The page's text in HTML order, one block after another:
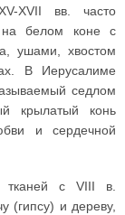
XVII вв. часто
на белом коне с
ушами, хвостом
В Иерусалиме
седлом
крылатый конь
и сердечной
тканей с VIII в.
(гипсу) и дереву,